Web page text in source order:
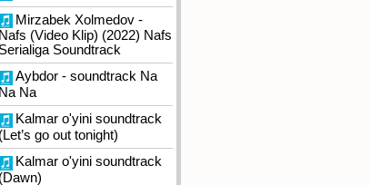
Mirzabek Xolmedov -
Nafs (Video Klip) (2022) Nafs
Serialiga Soundtrack
Aybdor - soundtrack Na
Na Na
Kalmar o'yini soundtrack
(Let’s go out tonight)
Kalmar o'yini soundtrack
(Dawn)